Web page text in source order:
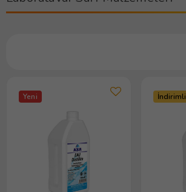
Yeni İndirimli